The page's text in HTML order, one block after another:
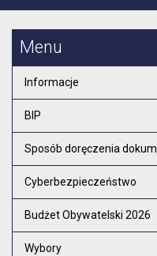
Menu
Informacje
BIP
Sposób doręczenia
Cyberbezpieczeństwo
Budżet Obywatelski 2026
Wybory